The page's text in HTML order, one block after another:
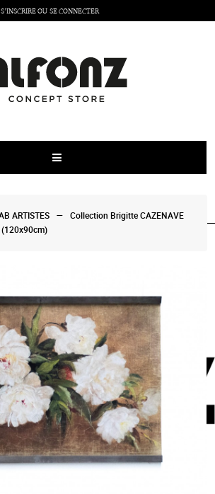
S’INSCRIREOU SE CONNECTER
ARTISTES
Collection Brigitte CAZENAVE